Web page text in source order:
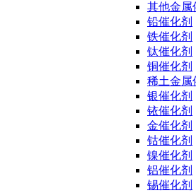
其他金属
铅催化剂
铁催化剂
钛催化剂
铜催化剂
稀土金属
银催化剂
铱催化剂
金催化剂
钴催化剂
镍催化剂
铝催化剂
锡催化剂